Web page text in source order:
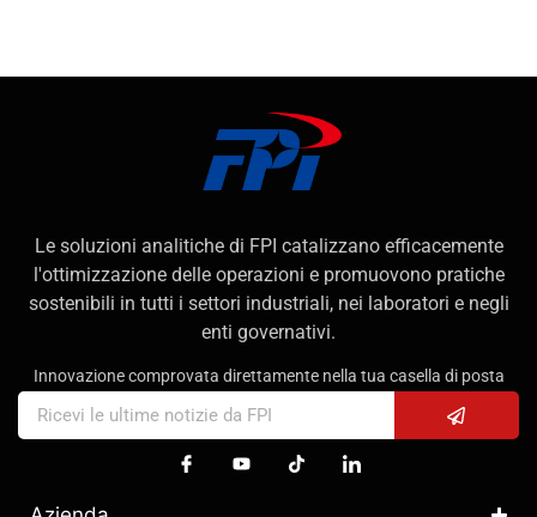
Le soluzioni analitiche di FPI catalizzano efficacemente
l'ottimizzazione delle operazioni e promuovono pratiche
sostenibili in tutti i settori industriali, nei laboratori e negli
enti governativi.
Innovazione comprovata direttamente nella tua casella di posta